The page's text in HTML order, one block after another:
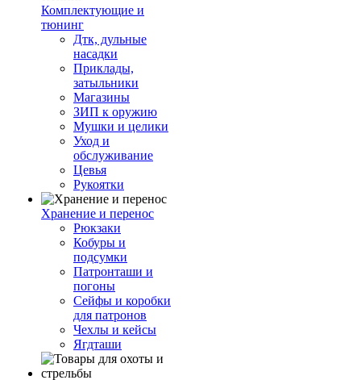
Комплектующие и
тюнинг
Дтк, дульные
насадки
Приклады,
затыльники
Магазины
ЗИП к оружию
Мушки и целики
Уход и
обслуживание
Цевья
Рукоятки
Хранение и перенос
Рюкзаки
Кобуры и
подсумки
Патронташи и
погоны
Сейфы и коробки
для патронов
Чехлы и кейсы
Ягдташи